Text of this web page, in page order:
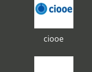
ciooe